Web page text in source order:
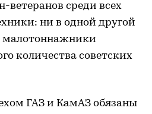
среди всех
ни в одной другой
малотоннажники
количества советских
ГАЗ и КамАЗ обязаны